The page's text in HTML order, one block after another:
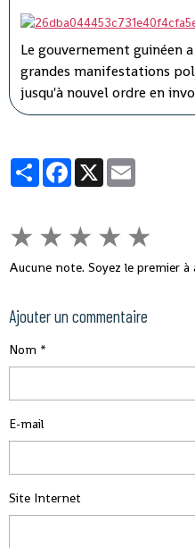
Le gouvernement guinéen
grandes manifestations
jusqu'à nouvel ordre en
l'opposition a dénoncé
Alpha Condé.
PartagerFacebook
X
★ ★ ★ ★ ★
Aucune note. Soyez le premier
Ajouter un commentaire
Nom
E-mail
Site Internet